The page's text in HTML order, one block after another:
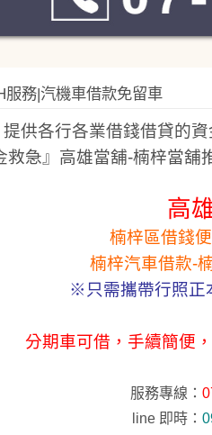
服務|汽機車借款免留車
提供各行各業借錢借貸的
急』 高雄當舖-楠梓當舖
高
楠梓區借錢
楠梓汽車借款-
※只需攜帶行照正
分期車可借，手續簡便
服務專線：
line 即時：